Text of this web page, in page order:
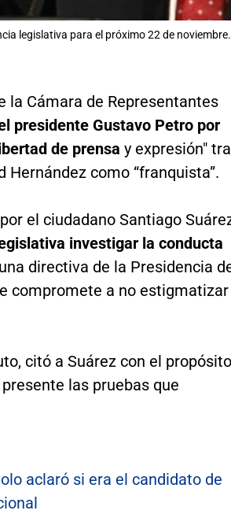
legislativa para el próximo 22 de noviembre.
la Cámara de Representantes
presidente Gustavo Petro por
de prensa y expresión"
como “franquista”.
el ciudadano Santiago
investigar la conducta
directiva de la Presidencia
compromete a no estigmatizar
citó a Suárez con el propósito
las pruebas que
aclaró si era el candidato de